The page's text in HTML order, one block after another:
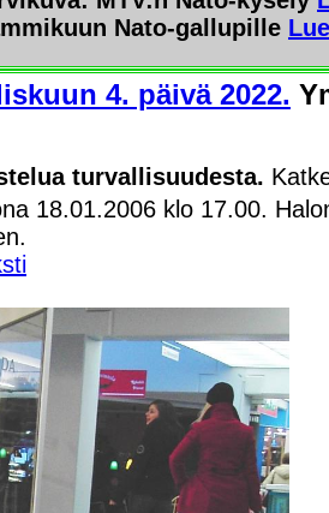
Nato-gallupille
4. päivä 2022.
turvallisuudesta.
18.01.2006 klo 17.00.